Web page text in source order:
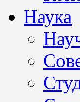
Наука